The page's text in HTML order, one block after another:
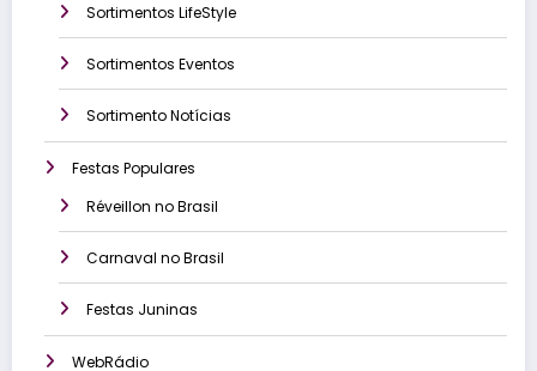
Sortimentos LifeStyle
Sortimentos Eventos
Sortimento Notícias
Festas Populares
Réveillon no Brasil
Carnaval no Brasil
Festas Juninas
WebRádio